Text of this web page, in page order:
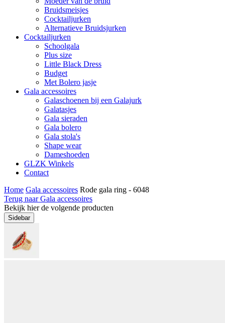
Bruidsmeisjes
Cocktailjurken
Alternatieve Bruidsjurken
Cocktailjurken
Schoolgala
Plus size
Little Black Dress
Budget
Met Bolero jasje
Gala accessoires
Galaschoenen bij een Galajurk
Galatasjes
Gala sieraden
Gala bolero
Gala stola's
Shape wear
Dameshoeden
GLZK Winkels
Contact
Home Gala accessoires Rode gala ring - 6048
Terug naar Gala accessoires
Bekijk hier de volgende producten
Sidebar